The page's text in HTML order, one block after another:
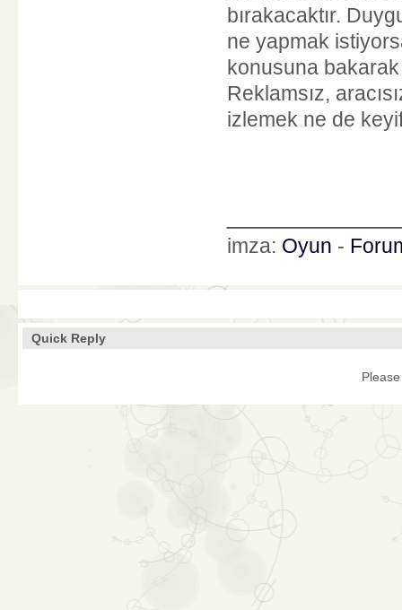
bırakacaktır.
ne yapmak
konusuna
Reklamsız,
izlemek ne de
imza: Oyun -
Quick Reply